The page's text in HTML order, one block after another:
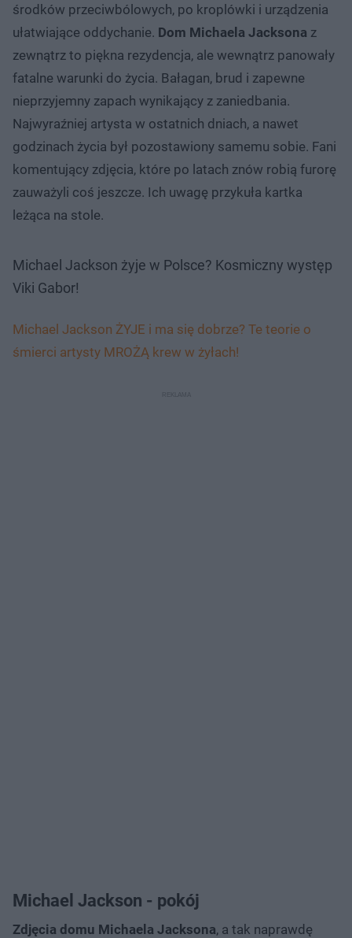
środków przeciwbólowych, po kroplówki i urządzenia
ułatwiające oddychanie. Dom Michaela Jacksona z
zewnątrz to piękna rezydencja, ale wewnątrz panowały
fatalne warunki do życia. Bałagan, brud i zapewne
nieprzyjemny zapach wynikający z zaniedbania.
Najwyraźniej artysta w ostatnich dniach, a nawet
godzinach życia był pozostawiony samemu sobie. Fani
komentujący zdjęcia, które po latach znów robią furorę
zauważyli coś jeszcze. Ich uwagę przykuła kartka
leżąca na stole.
Michael Jackson żyje w Polsce? Kosmiczny występ
Viki Gabor!
Michael Jackson ŻYJE i ma się dobrze? Te teorie o
śmierci artysty MROŻĄ krew w żyłach!
Michael Jackson - pokój
Zdjęcia domu Michaela Jacksona, a tak naprawdę